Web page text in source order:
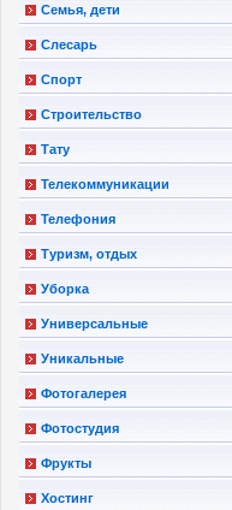
Семья, дети
Слесарь
Спорт
Строительство
Тату
Телекоммуникации
Телефония
Туризм, отдых
Уборка
Универсальные
Уникальные
Фотогалерея
Фотостудия
Фрукты
Хостинг